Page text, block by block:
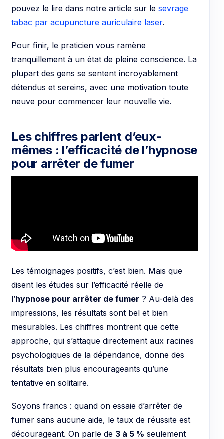
pouvez le lire dans notre article sur le sevrage
tabac par acupuncture auriculaire laser.
Pour finir, le praticien vous ramène
tranquillement à un état de pleine conscience. La
plupart des gens se sentent incroyablement
détendus et sereins, avec une motivation toute
neuve pour commencer leur nouvelle vie.
Les chiffres parlent d’eux-
mêmes : l’efficacité de l’hypnose
pour arrêter de fumer
Les témoignages positifs, c’est bien. Mais que
disent les études sur l’efficacité réelle de
l’hypnose pour arrêter de fumer ? Au-delà des
impressions, les résultats sont bel et bien
mesurables. Les chiffres montrent que cette
approche, qui s’attaque directement aux racines
psychologiques de la dépendance, donne des
résultats bien plus encourageants qu’une
tentative en solitaire.
Soyons francs : quand on essaie d’arrêter de
fumer sans aucune aide, le taux de réussite est
décourageant. On parle de 3 à 5 % seulement